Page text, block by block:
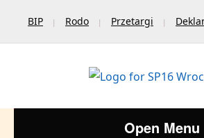
BIP Rodo Przetargi
Open Menu